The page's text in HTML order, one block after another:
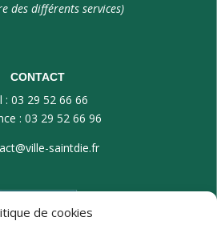
de cookies
des différents services)
CONTACT
: 03 29 52 66 66
: 03 29 52 66 96
saintdie.fr